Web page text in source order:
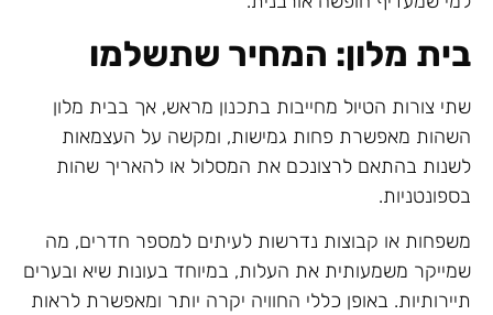
בית מלון: המחיר שתשלמו
שתי צורות הטיול מחייבות בתכנון מראש, אך בבית מלון
השהות מאפשרת פחות גמישות, ומקשה על העצמאות
לשנות בהתאם לרצונכם את המסלול או להאריך שהות
בספונטניות.
משפחות או קבוצות נדרשות לעיתים למספר חדרים, מה
שמייקר משמעותית את העלות, במיוחד בעונות שיא ובערים
תיירותיות. באופן כללי החוויה יקרה יותר ומאפשרת לראות